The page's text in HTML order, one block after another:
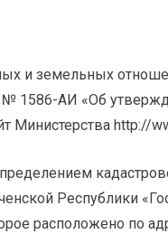
и земельных
1586-АИ «Об
Министерства http://
Республики
расположено по